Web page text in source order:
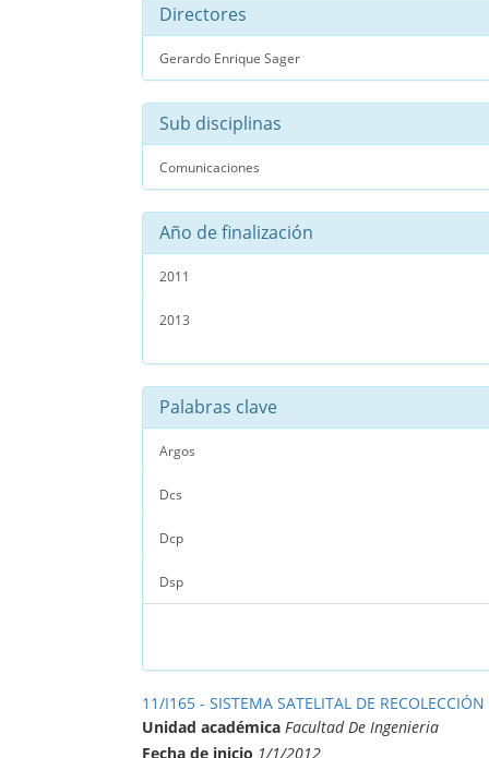
Directores
Gerardo Enrique Sager
Sub disciplinas
Comunicaciones
Año de finalización
2011
2013
Palabras clave
Argos
Dcs
Dcp
Dsp
11/I165 - SISTEMA SATELITAL DE
Unidad académica Facultad De Ingenieria
Fecha de inicio 1/1/2012